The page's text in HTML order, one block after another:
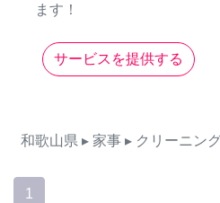
ます！
サービスを提供する
和歌山県 ▸ 家事 ▸ クリーニン
1